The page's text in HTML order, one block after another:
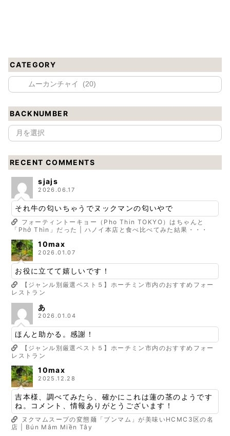
CATEGORY
BACKNUMBER
RECENT COMMENTS
sjajs
2026.06.17
それ牛の匂いちゃうでヌックマンの匂いやで
フォーティントーキョー（Pho Thin TOKYO）はちゃんと
「Phở Thìn」だった | ハノイ本店と食べ比べてみた結果・・・
10max
2026.01.07
お役に立てて嬉しいです！
【ジャンル別厳選ベスト５】ホーチミン市内のおすすめフォー
レストラン
あ
2026.01.04
ほんと助かる。感謝！
【ジャンル別厳選ベスト５】ホーチミン市内のおすすめフォー
レストラン
10max
2025.12.28
吉本様、調べてみたら、確かにこれは蓮の茎のようです
ね。コメント、情報ありがとうございます！
ヌクマムスープの変態麺「ブンマム」が美味いHCMC3区の名
店 | Bún Mắm Miền Tây